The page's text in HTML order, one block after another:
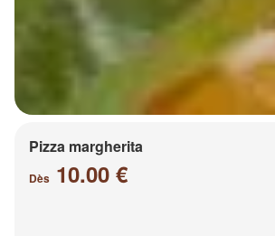
Pizza margherita
Dès 10.00 €